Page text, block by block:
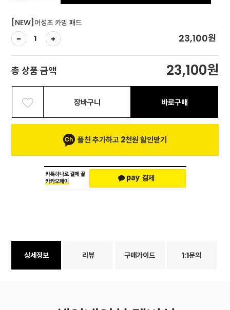
[NEW]어성초 카밍 패드
23,100원
총 상품 금액 23,100원
장바구니 바로구매
플친 추가하고 2천원 할인받기
상세정보 리뷰 구매가이드 1:1문의